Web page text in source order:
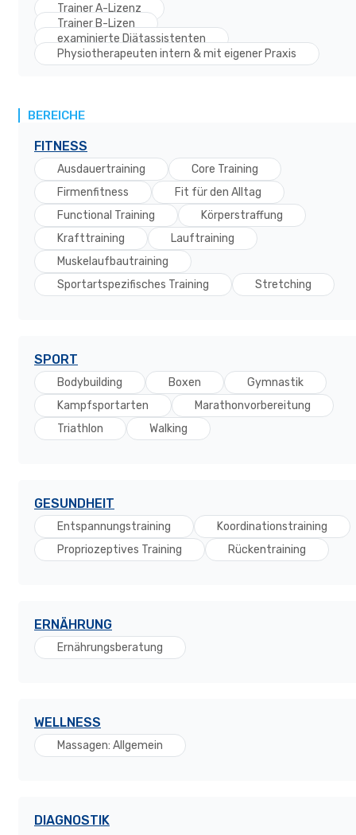
Trainer A-Lizenz
Trainer B-Lizen
examinierte Diätassistenten
Physiotherapeuten intern & mit eigener Praxis
BEREICHE
FITNESS
Ausdauertraining
Core Training
Firmenfitness
Fit für den Alltag
Functional Training
Körperstraffung
Krafttraining
Lauftraining
Muskelaufbautraining
Sportartspezifisches Training
Stretching
SPORT
Bodybuilding Boxen
Gymnastik
Kampfsportarten
Marathonvorbereitung
Triathlon
Walking
GESUNDHEIT
Entspannungstraining
Koordinationstraining
Propriozeptives Training
Rückentraining
ERNÄHRUNG
Ernährungsberatung
WELLNESS
Massagen: Allgemein
DIAGNOSTIK